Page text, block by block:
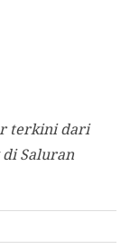
terkini dari
Saluran